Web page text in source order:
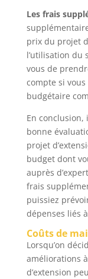
Les frais
prix du projet
l’utilisation du
vous de
compte si
budgétaire
En conclusion,
bonne
projet
budget dont
auprès
frais
puissiez
dépenses liés
Coûts de
Lorsqu’on
améliorations
d’extension